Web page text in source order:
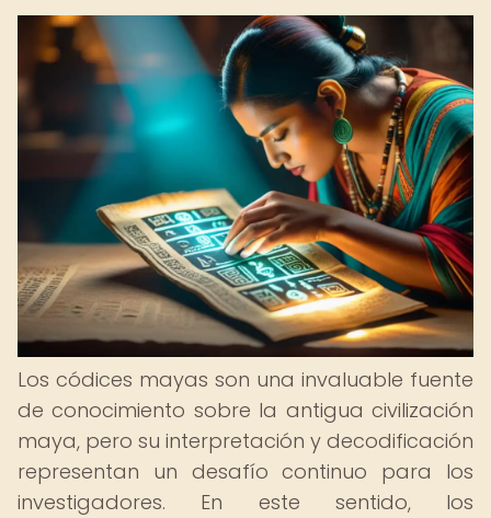
Los códices mayas son una invaluable fuente
de conocimiento sobre la antigua civilización
maya, pero su interpretación y decodificación
representan un desafío continuo para los
investigadores. En este sentido, los